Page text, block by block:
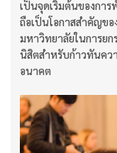
เป็นจุดเริ่มต้นของกา
ถือเป็นโอกาสสำคัญข
มหาวิทยาลัยในการย
นิสิตสำหรับก้าวทันคว
อนาคต